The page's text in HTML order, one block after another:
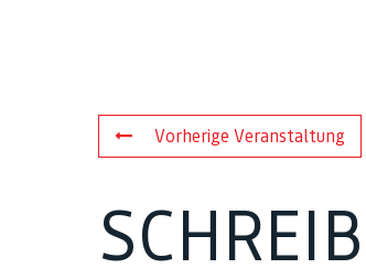
Vorherige Veranstaltung